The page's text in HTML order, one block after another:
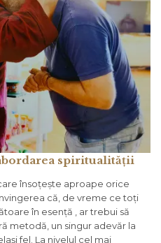
spiritualității
însoțește aproape orice
că, de vreme ce toți
în esență , ar trebui să
metodă, un singur adevăr la
fel. La nivelul cel mai